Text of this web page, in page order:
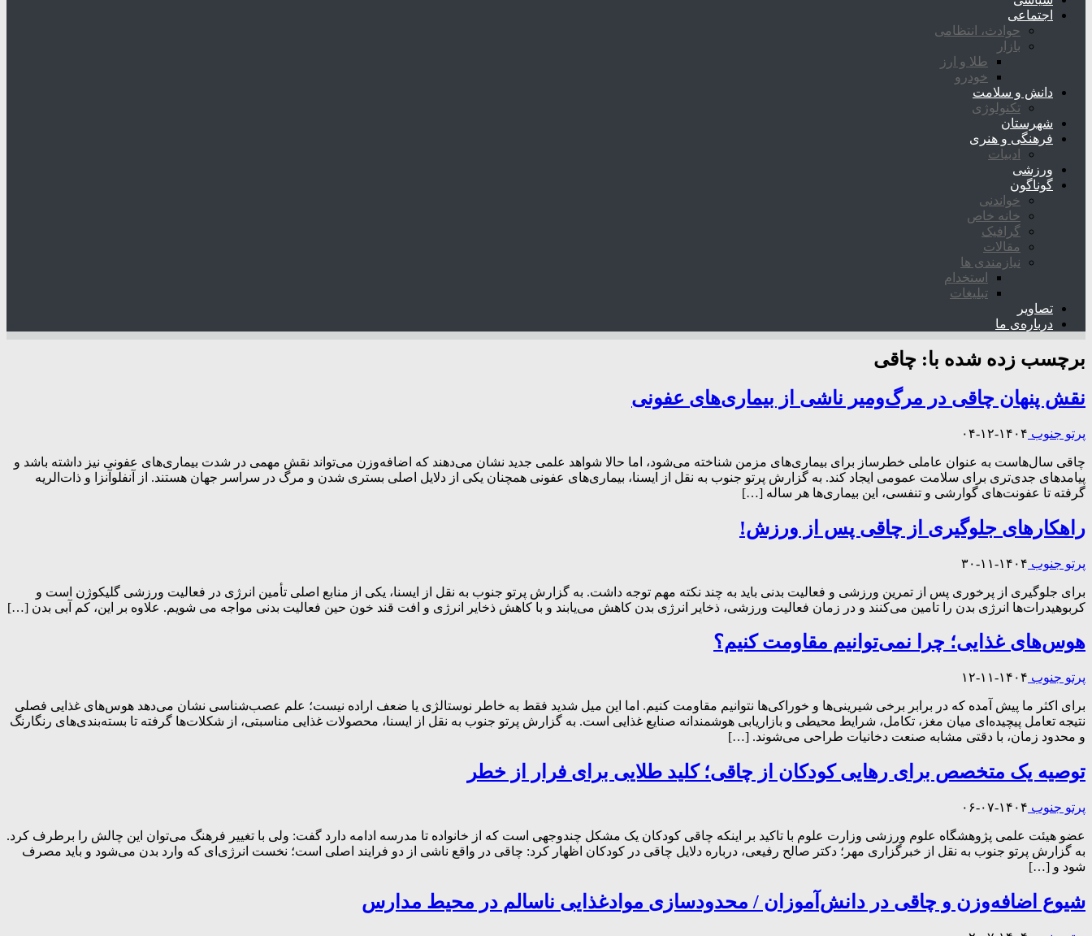
اجتماعی
حوادث، انتظامی
بازار
طلا و ارز
خودرو
دانش و سلامت
تکنولوژی
شهرستان
فرهنگی و هنری
ادبیات
ورزشی
گوناگون
خواندنی
خانه خاص
گرافیک
مقالات
نیازمندی ها
استخدام
تبلیغات
تصاویر
درباره‌ی ما
برچسب زده شده با: چاقی
نقش پنهان چاقی در مرگ‌ومیر ناشی از بیماری‌های عفونی
پرتو جنوب ۱۴۰۴-۱۲-۰۴
چاقی سال‌هاست به عنوان عاملی خطرساز برای بیماری‌های مزمن شناخته می‌شود، اما حالا شواهد علمی جدید نشان می‌دهند که اضافه‌وزن می‌تواند نقش مهمی در شدت بیماری‌های عفونی نیز داشته باشد و
پیامدهای جدی‌تری برای سلامت عمومی ایجاد کند. به گزارش پرتو جنوب به نقل از ایسنا، بیماری‌های عفونی همچنان یکی از دلایل اصلی بستری شدن و مرگ در سراسر جهان هستند. از آنفلوآنزا و ذات‌الریه
گرفته تا عفونت‌های گوارشی و تنفسی، این بیماری‌ها هر ساله […]
راهکارهای جلوگیری از چاقی پس از ورزش!
پرتو جنوب ۱۴۰۴-۱۱-۳۰
برای جلوگیری از پرخوری پس از تمرین ورزشی و فعالیت بدنی باید به چند نکته مهم توجه داشت. به گزارش پرتو جنوب به نقل از ایسنا، یکی از منابع اصلی تأمین انرژی در فعالیت ورزشی گلیکوژن است و
کربوهیدرات‌ها انرژی بدن را تامین می‌کنند و در زمان فعالیت ورزشی، ذخایر انرژی بدن کاهش می‌یابند و با کاهش ذخایر انرژی و افت قند خون حین فعالیت بدنی مواجه می شویم. علاوه بر این، کم آبی بدن […]
هوس‌های غذایی؛ چرا نمی‌توانیم مقاومت کنیم؟
پرتو جنوب ۱۴۰۴-۱۱-۱۲
برای اکثر ما پیش آمده که در برابر برخی شیرینی‌ها و خوراکی‌ها نتوانیم مقاومت کنیم. اما این میل شدید فقط به خاطر نوستالژی یا ضعف اراده نیست؛ علم عصب‌شناسی نشان می‌دهد هوس‌های غذایی فصلی
نتیجه تعامل پیچیده‌ای میان مغز، تکامل، شرایط محیطی و بازاریابی هوشمندانه صنایع غذایی است. به گزارش پرتو جنوب به نقل از ایسنا، محصولات غذایی مناسبتی، از شکلات‌ها گرفته تا بسته‌بندی‌های رنگارنگ
و محدود زمان، با دقتی مشابه صنعت دخانیات طراحی می‌شوند. […]
توصیه یک متخصص برای رهایی کودکان از چاقی؛ کلید طلایی برای فرار از خطر
پرتو جنوب ۱۴۰۴-۰۷-۰۶
عضو هیئت علمی پژوهشگاه علوم ورزشی وزارت علوم با تاکید بر اینکه چاقی کودکان یک مشکل چندوجهی است که از خانواده تا مدرسه ادامه دارد گفت: ولی با تغییر فرهنگ می‌توان این چالش را برطرف کرد.
به گزارش پرتو جنوب به نقل از خبرگزاری مهر؛ دکتر صالح رفیعی، درباره دلایل چاقی در کودکان اظهار کرد: چاقی در واقع ناشی از دو فرایند اصلی است؛ نخست انرژی‌ای که وارد بدن می‌شود و باید مصرف
شود و […]
شیوع اضافه‌وزن و چاقی در دانش‌آموزان / محدودسازی موادغذایی ناسالم در محیط مدارس